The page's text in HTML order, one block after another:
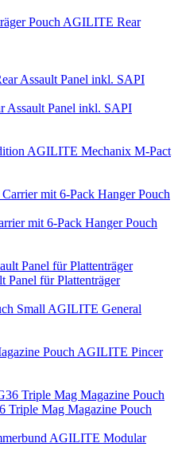
AGILITE Rear
Panel inkl. SAPI
AGILITE Mechanix M-Pact
mit 6-Pack Hanger Pouch
für Plattenträger
AGILITE General
AGILITE Pincer
Triple Mag Magazine Pouch
AGILITE Modular